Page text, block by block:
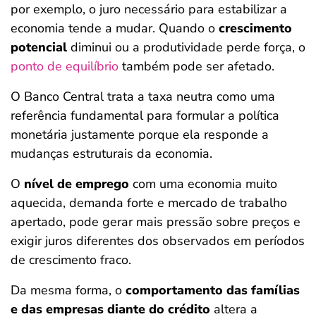
por exemplo, o juro necessário para estabilizar a
economia tende a mudar. Quando o crescimento
potencial diminui ou a produtividade perde força, o
ponto de equilíbrio também pode ser afetado.
O Banco Central trata a taxa neutra como uma
referência fundamental para formular a política
monetária justamente porque ela responde a
mudanças estruturais da economia.
O nível de emprego com uma economia muito
aquecida, demanda forte e mercado de trabalho
apertado, pode gerar mais pressão sobre preços e
exigir juros diferentes dos observados em períodos
de crescimento fraco.
Da mesma forma, o comportamento das famílias
e das empresas diante do crédito altera a